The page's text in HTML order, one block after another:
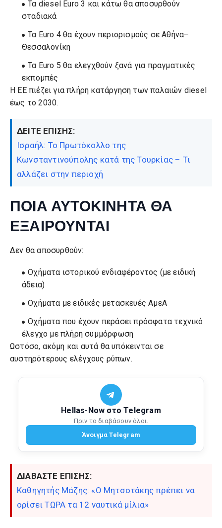
Τα diesel Euro 3 και κάτω θα αποσυρθούν
σταδιακά
Τα Euro 4 θα έχουν περιορισμούς σε Αθήνα–
Θεσσαλονίκη
Τα Euro 5 θα ελεγχθούν ξανά για πραγματικές
εκπομπές
Η ΕΕ πιέζει για πλήρη κατάργηση των παλαιών diesel
έως το 2030.
ΔΕΙΤΕ ΕΠΙΣΗΣ:
Ισραήλ: Το Πρωτόκολλο της
Κωνσταντινούπολης κατά της Τουρκίας – Τι
αλλάζει στην περιοχή
ΠΟΙΑ ΑΥΤΟΚΙΝΗΤΑ ΘΑ
ΕΞΑΙΡΟΥΝΤΑΙ
Δεν θα αποσυρθούν:
Οχήματα ιστορικού ενδιαφέροντος (με ειδική
άδεια)
Οχήματα με ειδικές μετασκευές ΑμεΑ
Οχήματα που έχουν περάσει πρόσφατα τεχνικό
έλεγχο με πλήρη συμμόρφωση
Ωστόσο, ακόμη και αυτά θα υπόκεινται σε
αυστηρότερους ελέγχους ρύπων.
Hellas-Now στο Telegram
Πριν το διαβάσουν όλοι.
Άνοιγμα Telegram
ΔΙΑΒΑΣΤΕ ΕΠΙΣΗΣ:
Καθηγητής Μάζης: «Ο Μητσοτάκης πρέπει να
ορίσει ΤΩΡΑ τα 12 ναυτικά μίλια»